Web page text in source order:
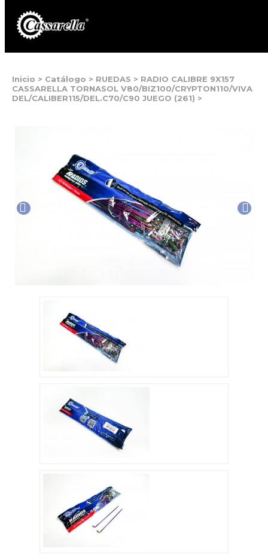
Inicio > Catálogo > RUEDAS > RADIO CALIBRE 9X157
CASSARELLA TORNASOL V80/BIZ100/CRYPTON110/VIVA
DEL/CALIBER115/DEL.C70/C90 JUEGO (261) >